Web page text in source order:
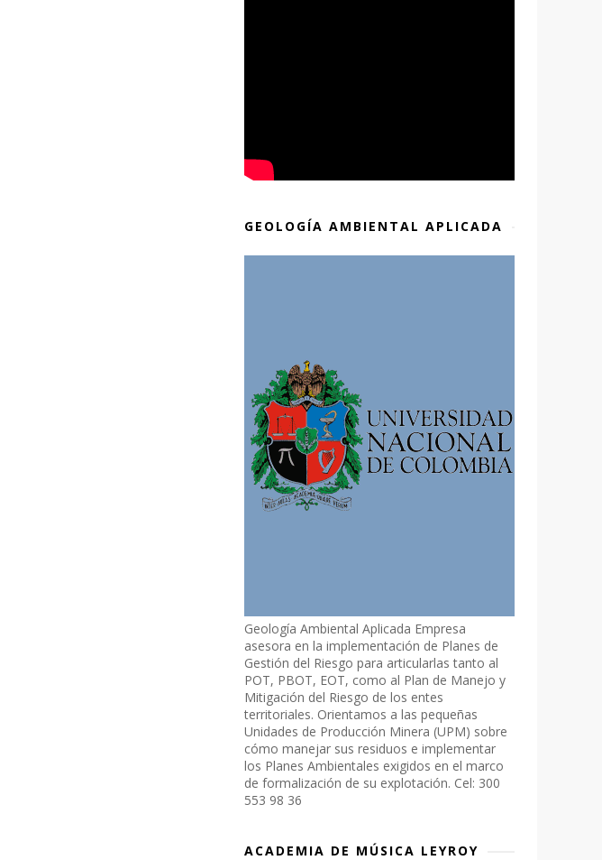
GEOLOGÍA AMBIENTAL APLICADA
Geología Ambiental Aplicada Empresa
asesora en la implementación de Planes de
Gestión del Riesgo para articularlas tanto al
POT, PBOT, EOT, como al Plan de Manejo y
Mitigación del Riesgo de los entes
territoriales. Orientamos a las pequeñas
Unidades de Producción Minera (UPM) sobre
cómo manejar sus residuos e implementar
los Planes Ambientales exigidos en el marco
de formalización de su explotación. Cel: 300
553 98 36
ACADEMIA DE MÚSICA LEYROY